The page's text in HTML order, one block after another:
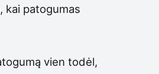
kai patogumas
vien todėl,